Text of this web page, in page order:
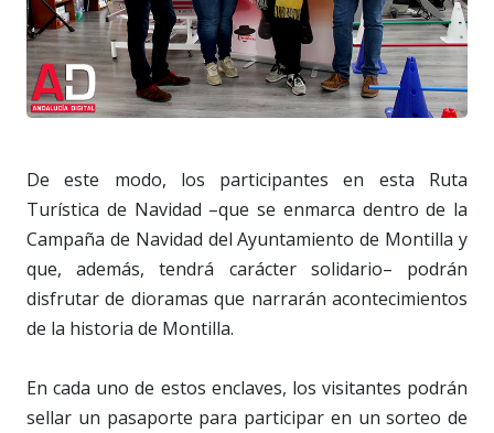
De este modo, los participantes en esta Ruta
Turística de Navidad –que se enmarca dentro de la
Campaña de Navidad del Ayuntamiento de Montilla y
que, además, tendrá carácter solidario– podrán
disfrutar de dioramas que narrarán acontecimientos
de la historia de Montilla.
En cada uno de estos enclaves, los visitantes podrán
sellar un pasaporte para participar en un sorteo de